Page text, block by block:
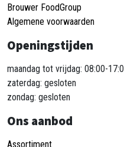
Brouwer FoodGroup
Algemene voorwaarden
Openingstijden
maandag tot vrijdag: 08:00-
zaterdag: gesloten
zondag: gesloten
Ons aanbod
Assortiment